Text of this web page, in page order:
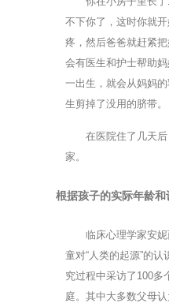
不下你了，这时你就
疼，然后爸爸就赶紧
会有医生和护士帮助
一出生，就会从妈妈
生剪掉了没用的脐带。
在医院住了几天
家。
根据孩子的实际年龄
临床心理学家安
童对“人类的起源”的
究过程中采访了100多
庭。其中大多数父母